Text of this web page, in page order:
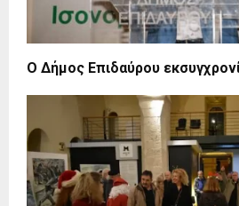
Ο Δήμος Επιδαύρου